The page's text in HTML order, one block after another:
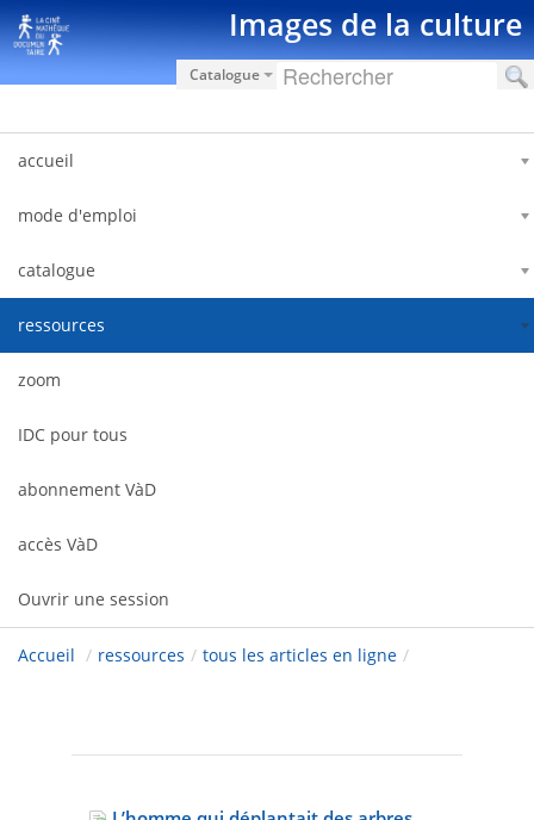
Saut au contenu Images de la culture
Catalogue
accueil
mode d'emploi
catalogue
ressources
zoom
IDC pour tous
abonnement VàD
accès VàD
Ouvrir une session
Accueil / ressources / tous les articles en ligne /